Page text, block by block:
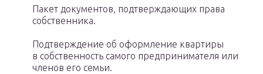
Пакет документов, подтверждающих права
собственника.
Подтверждение об оформление квартиры
в собственность самого предпринимателя или
членов его семьи.